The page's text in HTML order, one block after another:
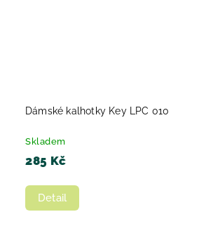
Dámské kalhotky Key LPC 010
Skladem
285 Kč
Detail